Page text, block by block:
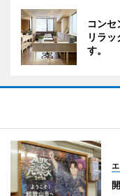
コン
リラ
す。